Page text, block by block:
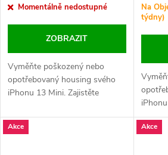
Momentálně nedostupné
ZOBRAZIT
Vyměňte poškozený nebo
opotřebovaný housing svého
iPhonu 13 Mini. Zajistěte
vnitřních komponent vašeho
zařízení.
Na
týdny)
Akce Akce